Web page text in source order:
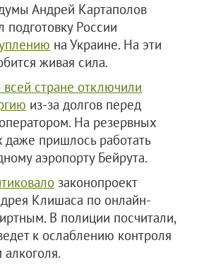
Андрей Картаполов
подготовку России
на Украине. На эти
живая сила.
всей стране отключили
из-за долгов перед
На резервных
даже пришлось работать
аэропорту Бейрута.
законопроект
Клишаса по онлайн-
В полиции посчитали,
к ослаблению контроля